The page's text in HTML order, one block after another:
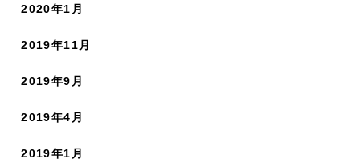
2020年1月
2019年11月
2019年9月
2019年4月
2019年1月